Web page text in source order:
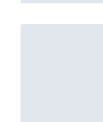
Read